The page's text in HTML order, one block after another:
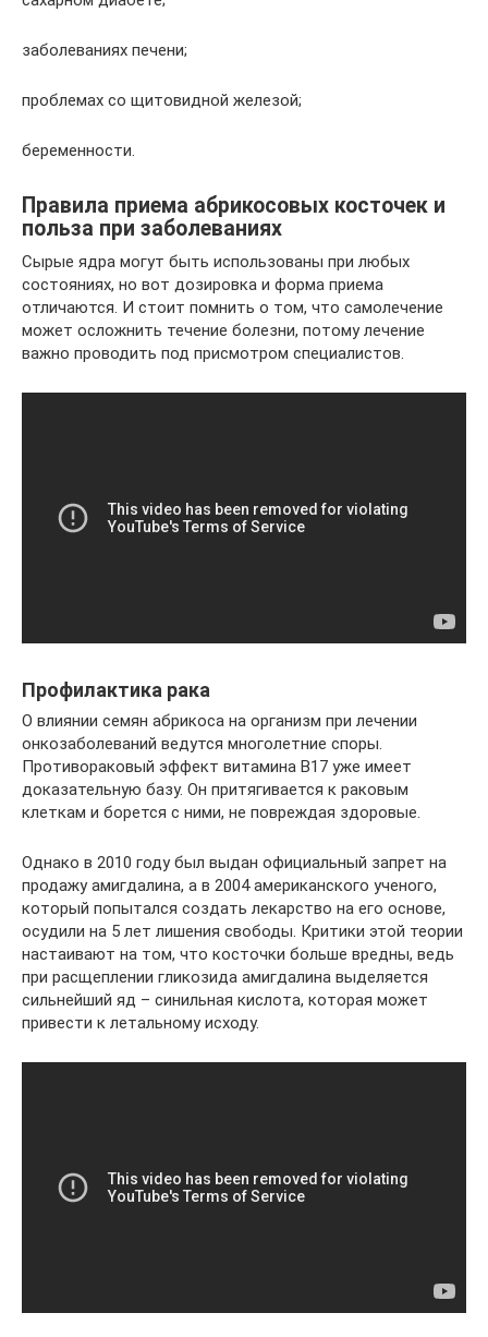
заболеваниях печени;
проблемах со щитовидной железой;
беременности.
Правила приема абрикосовых косточек и
польза при заболеваниях
Сырые ядра могут быть использованы при любых
состояниях, но вот дозировка и форма приема
отличаются. И стоит помнить о том, что самолечение
может осложнить течение болезни, потому лечение
важно проводить под присмотром специалистов.
Профилактика рака
О влиянии семян абрикоса на организм при лечении
онкозаболеваний ведутся многолетние споры.
Противораковый эффект витамина В17 уже имеет
доказательную базу. Он притягивается к раковым
клеткам и борется с ними, не повреждая здоровые.
Однако в 2010 году был выдан официальный запрет на
продажу амигдалина, а в 2004 американского ученого,
который попытался создать лекарство на его основе,
осудили на 5 лет лишения свободы. Критики этой теории
настаивают на том, что косточки больше вредны, ведь
при расщеплении гликозида амигдалина выделяется
сильнейший яд – синильная кислота, которая может
привести к летальному исходу.